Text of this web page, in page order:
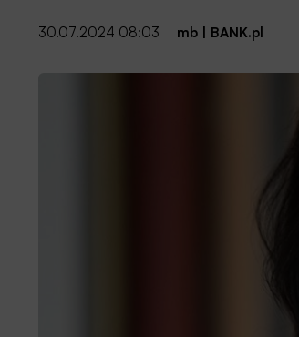
30.07.2024 08:03 mb BANK.pl